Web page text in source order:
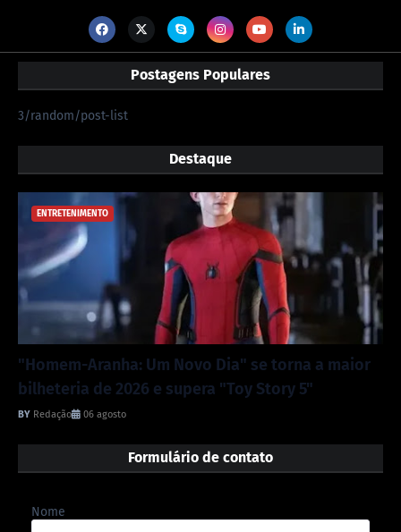
Postagens Populares
3/random/post-list
Destaque
ENTRETENIMENTO
"Homem-Aranha: Um Novo Dia" se torna a maior
bilheteria de 2026 e supera "Toy Story 5"
Redação 06 agosto
Formulário de contato
Nome